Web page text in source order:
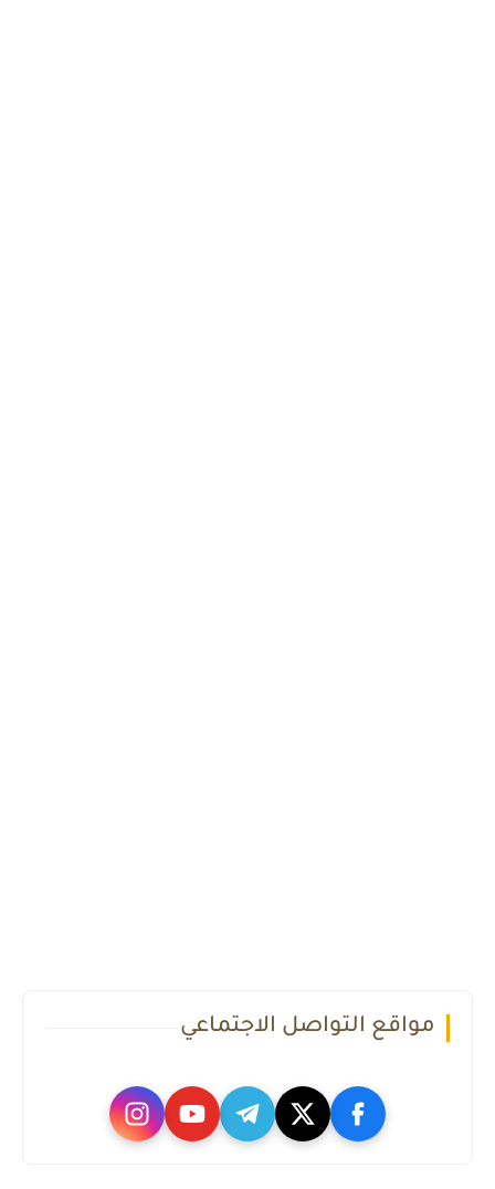
مواقع التواصل الاجتماعي